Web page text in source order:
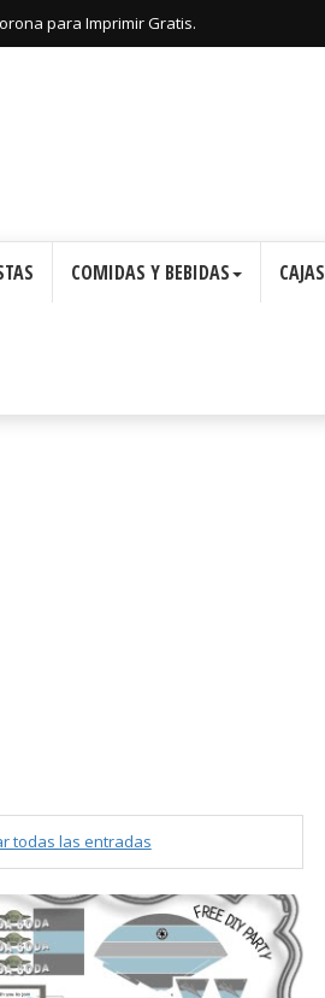
para Imprimir Gratis.
COMIDAS Y BEBIDAS CAJAS
todas las entradas